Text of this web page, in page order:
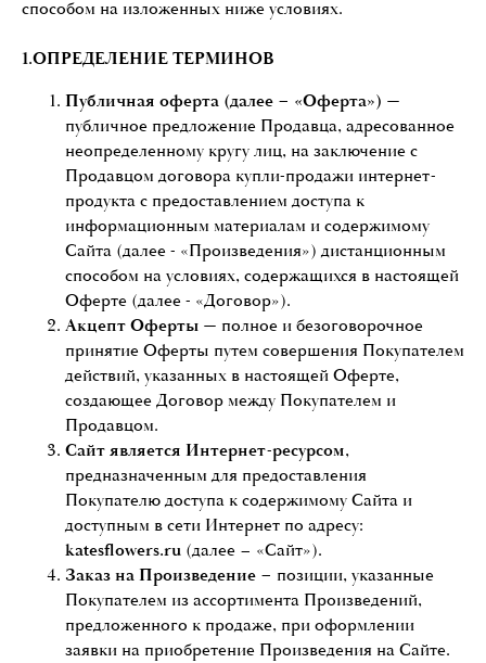
способом на изложенных ниже условиях.
1.ОПРЕДЕЛЕНИЕ ТЕРМИНОВ
Публичная оферта (далее – «Оферта») —
публичное предложение Продавца, адресованное
неопределенному кругу лиц, на заключение с
Продавцом договора купли-продажи интернет-
продукта с предоставлением доступа к
информационным материалам и содержимому
Сайта (далее - «Произведения») дистанционным
способом на условиях, содержащихся в настоящей
Оферте (далее - «Договор»).
Акцепт Оферты — полное и безоговорочное
принятие Оферты путем совершения Покупателем
действий, указанных в настоящей Оферте,
создающее Договор между Покупателем и
Продавцом.
Сайт является Интернет-ресурсом,
предназначенным для предоставления
Покупателю доступа к содержимому Сайта и
доступным в сети Интернет по адресу:
katesflowers.ru (далее – «Сайт»).
Заказ на Произведение – позиции, указанные
Покупателем из ассортимента Произведений,
предложенного к продаже, при оформлении
заявки на приобретение Произведения на Сайте.